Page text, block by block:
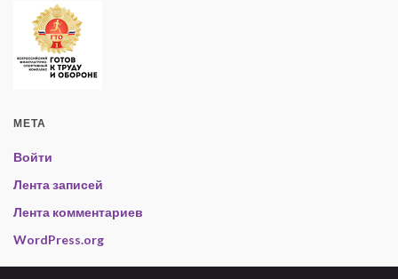
МЕТА
Войти
Лента записей
Лента комментариев
WordPress.org